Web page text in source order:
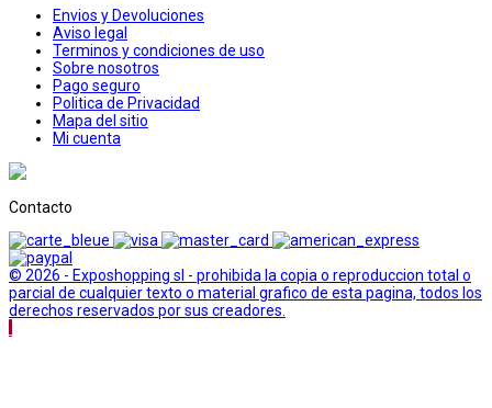
Envios y Devoluciones
Aviso legal
Terminos y condiciones de uso
Sobre nosotros
Pago seguro
Politica de Privacidad
Mapa del sitio
Mi cuenta
Contacto
© 2026 - Exposhopping sl - prohibida la copia o reproduccion total o
parcial de cualquier texto o material grafico de esta pagina, todos los
derechos reservados por sus creadores.